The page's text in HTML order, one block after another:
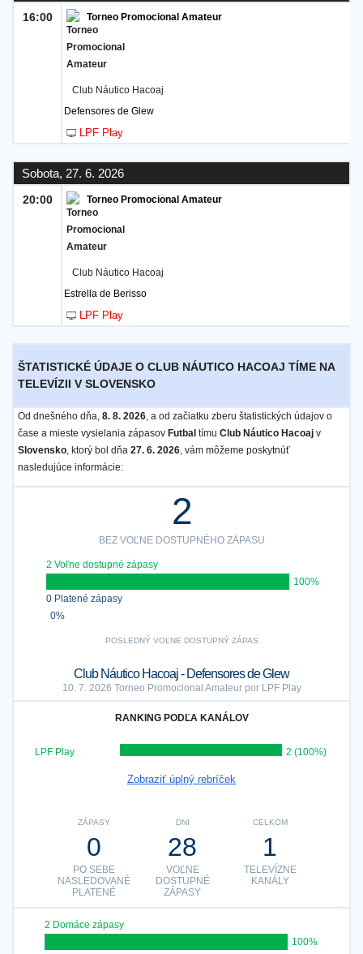
16:00 Torneo Promocional Amateur
Club Náutico Hacoaj
Defensores de Glew
LPF Play
Sobota, 27. 6. 2026
20:00 Torneo Promocional Amateur
Club Náutico Hacoaj
Estrella de Berisso
LPF Play
ŠTATISTICKÉ ÚDAJE O CLUB NÁUTICO HACOAJ TÍME NA
TELEVÍZII V SLOVENSKO
Od dnešného dňa, 8. 8. 2026, a od začiatku zberu štatistických údajov o
čase a mieste vysielania zápasov Futbal tímu Club Náutico Hacoaj v
Slovensko, ktorý bol dňa 27. 6. 2026, vám môžeme poskytnúť
nasledujúce informácie:
2
BEZ VOĽNE DOSTUPNÉHO ZÁPASU
2 Voľne dostupné zápasy
100%
0 Platené zápasy
0%
POSLEDNÝ VOĽNE DOSTUPNÝ ZÁPAS
Club Náutico Hacoaj - Defensores de Glew
10. 7. 2026 Torneo Promocional Amateur por LPF Play
RANKING PODĽA KANÁLOV
LPF Play 2 (100%)
Zobraziť úplný rebríček
CELKOM
1
TELEVÍZNE
KANÁLY
DNI
28
VOĽNE
DOSTUPNÉ
ZÁPASY
ZÁPASY
0
PO SEBE
NASLEDOVANÉ
PLATENÉ
2 Domáce zápasy
100%